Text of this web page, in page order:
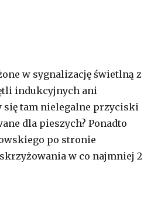
w sygnalizację świetlną z
indukcyjnych ani
się tam nielegalne przyciski
dla pieszych? Ponadto
po stronie
w co najmniej 2